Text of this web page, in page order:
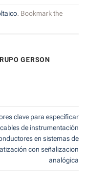
. Bookmark the
GERSON
clave para especificar
cables de instrumentación
en sistemas de
con señalizacion
analógica